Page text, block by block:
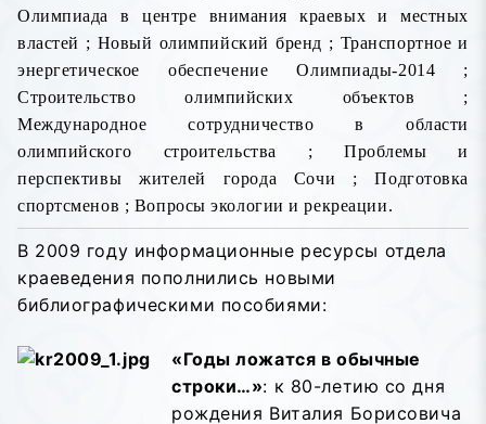
Олимпиада в центре внимания краевых и местных
властей ; Новый олимпийский бренд ; Транспортное и
энергетическое обеспечение Олимпиады-2014 ;
Строительство олимпийских объектов ;
Международное сотрудничество в области
олимпийского строительства ; Проблемы и
перспективы жителей города Сочи ; Подготовка
спортсменов ; Вопросы экологии и рекреации.
В 2009 году информационные ресурсы отдела
краеведения пополнились новыми
библиографическими пособиями:
«Годы ложатся в обычные
строки…»: к 80-летию со дня
рождения Виталия Борисовича